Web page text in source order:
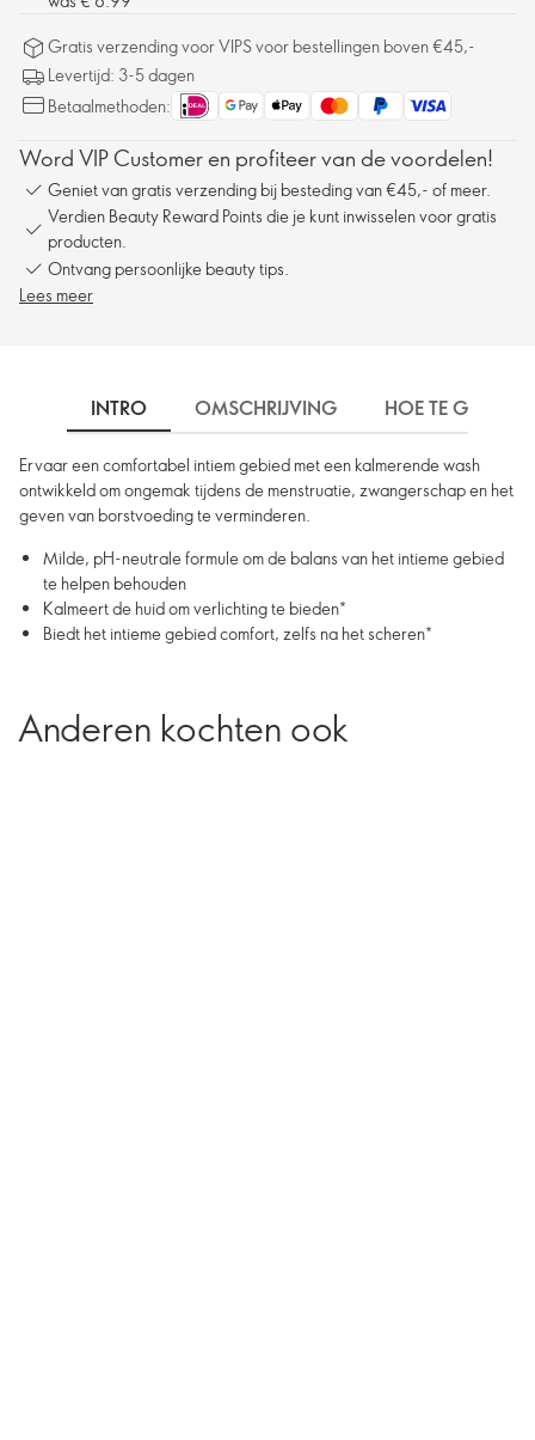
Gratis verzending voor VIPS voor bestellingen boven €45,-
Levertijd: 3-5 dagen
Betaalmethoden:
Word VIP Customer en profiteer van de voordelen!
Geniet van gratis verzending bij besteding van €45,- of meer.
Verdien Beauty Reward Points die je kunt inwisselen voor gratis
producten.
Ontvang persoonlijke beauty tips.
Lees meer
INTRO OMSCHRIJVING HOE TE
Ervaar een comfortabel intiem gebied met een kalmerende wash
ontwikkeld om ongemak tijdens de menstruatie, zwangerschap en het
geven van borstvoeding te verminderen.
Milde, pH-neutrale formule om de balans van het intieme gebied
te helpen behouden
Kalmeert de huid om verlichting te bieden*
Biedt het intieme gebied comfort, zelfs na het scheren*
Anderen kochten ook